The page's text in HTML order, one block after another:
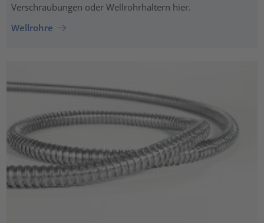
Verschraubungen oder Wellrohrhaltern hier.
Wellrohre